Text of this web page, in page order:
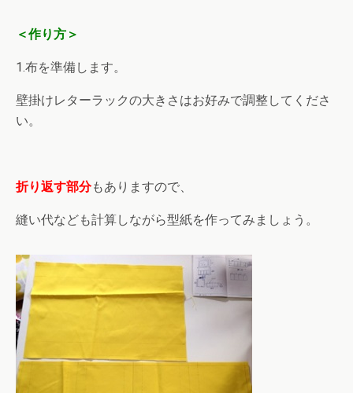
＜作り方＞
1.布を準備します。
壁掛けレターラックの大きさはお好みで調整してくださ
い。
折り返す部分もありますので、
縫い代なども計算しながら型紙を作ってみましょう。